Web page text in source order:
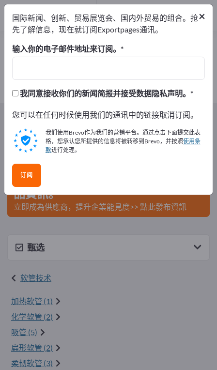
工业软管 – 查找制造商和供应商
14 11 3
制造商11
经销商3
Exportpages 部件/零件 软管技术 工业软管
在Exportpages免費刊登廣告！
在Exportpages上發布您的公司與產
品資訊。
立即成為供應商，提升企業能見度>> 點此發布資訊
甄选
软管技术
加热软管 (1)
化学软管 (2)
吸管 (5)
扁形软管 (2)
柔韧软管 (3)
×
国际新闻、创新、贸易展览会、国内外贸易的组合。抢
先了解信息，现在就订阅Exportpages通讯。
输入你的电子邮件地址来订阅。
我同意接收你们的新闻简报并接受数据隐私声明。
您可以在任何时候使用我们的通讯中的链接取消订阅。
我们使用Brevo作为我们的营销平台。通过点击下面提交此表
格，您承认您所提供的信息将被转移到Brevo，并按照使用条
款进行处理。
订阅